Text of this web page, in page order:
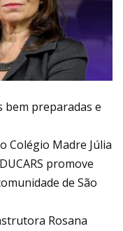
bem preparadas e
Colégio Madre Júlia
promove
de São
Rosana